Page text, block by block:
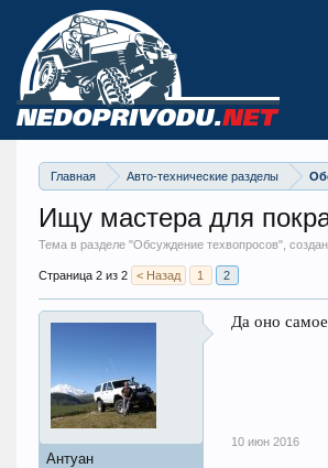
Главная Авто-технические разделы
Ищу мастера для
Тема в разделе "Обсуждение техвопросов",
Страница 2 из 2 < Назад 1 2
Антуан
Да оно
10 июн 2016